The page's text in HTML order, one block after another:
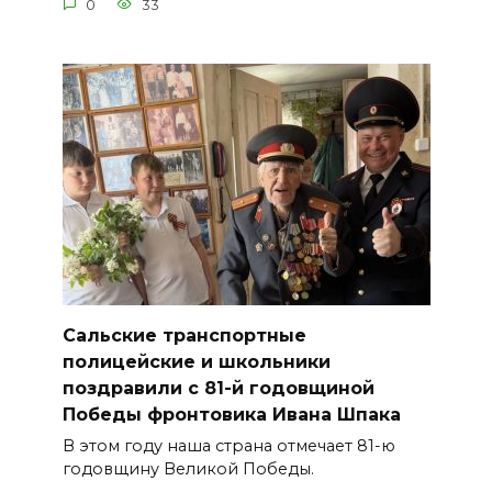
0 33
Сальские транспортные
полицейские и школьники
поздравили с 81-й годовщиной
Победы фронтовика Ивана Шпака
В этом году наша страна отмечает 81-ю
годовщину Великой Победы.